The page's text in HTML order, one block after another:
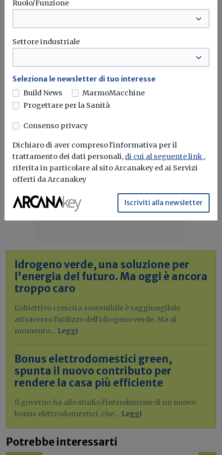
potenzialità attive nel presente di questa
straordinaria Metropoli/Mondo”.
Urbanistica Roma Stefano boeri
Idrogeno verde, una soluzione per
l'energia del futuro. Ma oggi è ancora
troppo caro
L'obiettivo crescita sostenibile è raggiungibile
attraverso l'utilizzo dell'idrogeno verde. Ma al
momento... Leggi
Bonus elettrodomestici green,
spunta il nuovo contributo per
rendere la casa più efficiente
Il governo ha allo studio l'introduzione di un nuovo
bonus elettrodomestici, che... Leggi
Potrebbe interessarti
Ruolo/Funzione
Settore industriale
Seleziona le newsletter di tuo interesse
Build News
MarmoMacchine
Progettare per la Sanità
Consenso privacy
Dichiaro di aver compreso l'informativa per il
trattamento dei dati personali, di cui al seguente link ,
riferita in particolare al sito Arcanakey ed ai Servizi
offerti da Arcanakey
Iscriviti alla newsletter